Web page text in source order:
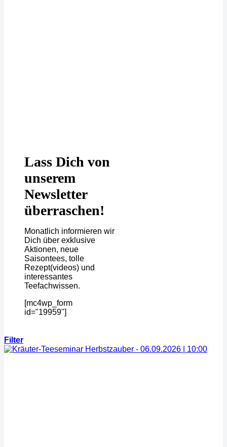
Lass Dich von
unserem
Newsletter
überraschen!
Monatlich informieren wir
Dich über exklusive
Aktionen, neue
Saisontees, tolle
Rezept(videos) und
interessantes
Teefachwissen.
[mc4wp_form
id="19959"]
Filter